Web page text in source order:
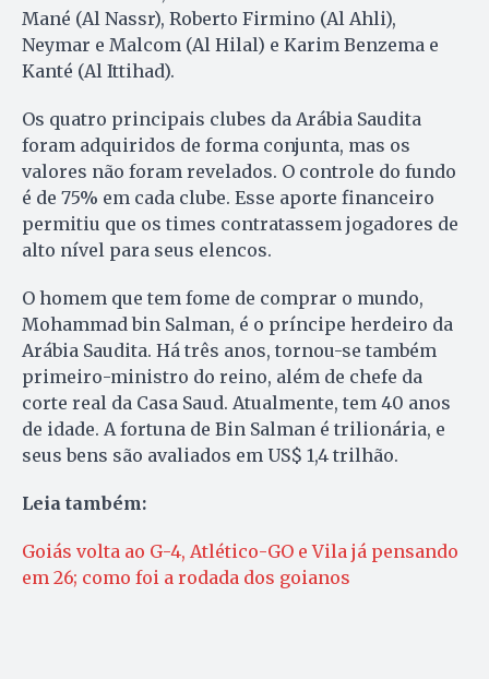
Mané (Al Nassr), Roberto Firmino (Al Ahli),
Neymar e Malcom (Al Hilal) e Karim Benzema e
Kanté (Al Ittihad).
Os quatro principais clubes da Arábia Saudita
foram adquiridos de forma conjunta, mas os
valores não foram revelados. O controle do fundo
é de 75% em cada clube. Esse aporte financeiro
permitiu que os times contratassem jogadores de
alto nível para seus elencos.
O homem que tem fome de comprar o mundo,
Mohammad bin Salman, é o príncipe herdeiro da
Arábia Saudita. Há três anos, tornou-se também
primeiro-ministro do reino, além de chefe da
corte real da Casa Saud. Atualmente, tem 40 anos
de idade. A fortuna de Bin Salman é trilionária, e
seus bens são avaliados em US$ 1,4 trilhão.
Leia também:
Goiás volta ao G-4, Atlético-GO e Vila já pensando
em 26; como foi a rodada dos goianos